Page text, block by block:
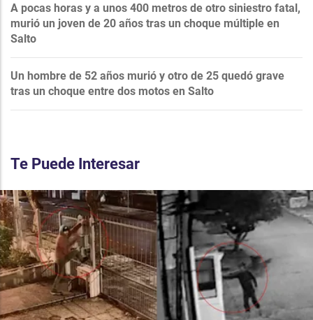
A pocas horas y a unos 400 metros de otro siniestro fatal,
murió un joven de 20 años tras un choque múltiple en
Salto
Un hombre de 52 años murió y otro de 25 quedó grave
tras un choque entre dos motos en Salto
Te Puede Interesar